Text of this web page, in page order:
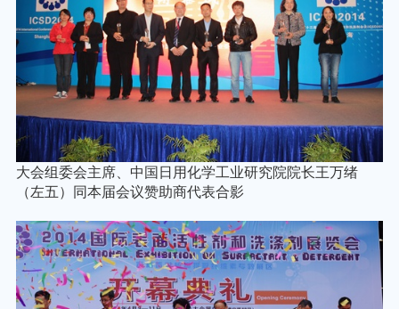
大会组委会主席、中国日用化学工业研究院院长王万绪
（左五）同本届会议赞助商代表合影